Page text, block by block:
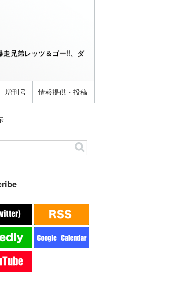
走兄弟レッツ＆ゴー!!、ダ
増刊号 情報提供・投稿